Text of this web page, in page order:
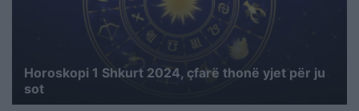
Horoskopi 1 Shkurt 2024, ҫfarë thonë yjet për ju
sot